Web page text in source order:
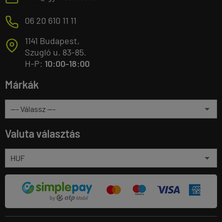
M 06 20 610 11 11
T
1141 Budapest,
Szugló u. 83-85.
H-P: 10:00-18:00
Márkák
Valuta választás